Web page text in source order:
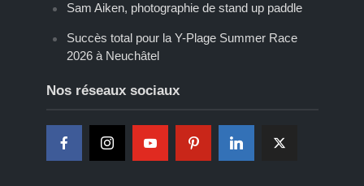
Sam Aiken, photographie de stand up paddle
Succès total pour la Y-Plage Summer Race
2026 à Neuchâtel
Nos réseaux sociaux